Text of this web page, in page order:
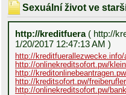
Sexuální život ve
http://kreditfuera ( http://
1/20/2017 12:47:13 AM )
http://
http://onlinekreditsofort.pw/
http://
http://kreditsofort.pw/
http://onlinekreditsofort.pw/